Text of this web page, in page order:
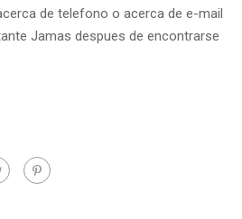
de telefono o acerca de e-mail
Jamas despues de encontrarse